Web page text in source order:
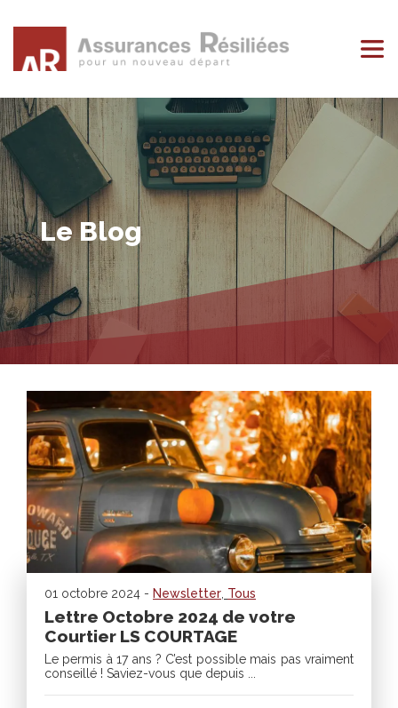
Le Blog
01 octobre 2024 - Newsletter Tous
Lettre Octobre 2024 de votre
Courtier LS COURTAGE
Le permis à 17 ans ? C’est possible mais pas vraiment
conseillé ! Saviez-vous que depuis ...